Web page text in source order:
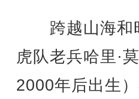
跨越山海和
虎队老兵哈里·
2000年后出生